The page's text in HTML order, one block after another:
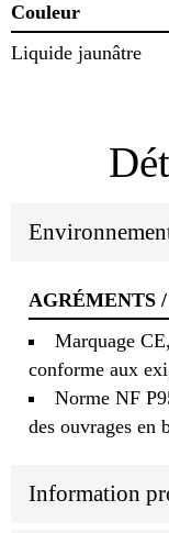
Couleur
Liquide jaunâtre
AGRÉMENTS
Marquage
conforme aux
Norme NF
des ouvrages en
Information